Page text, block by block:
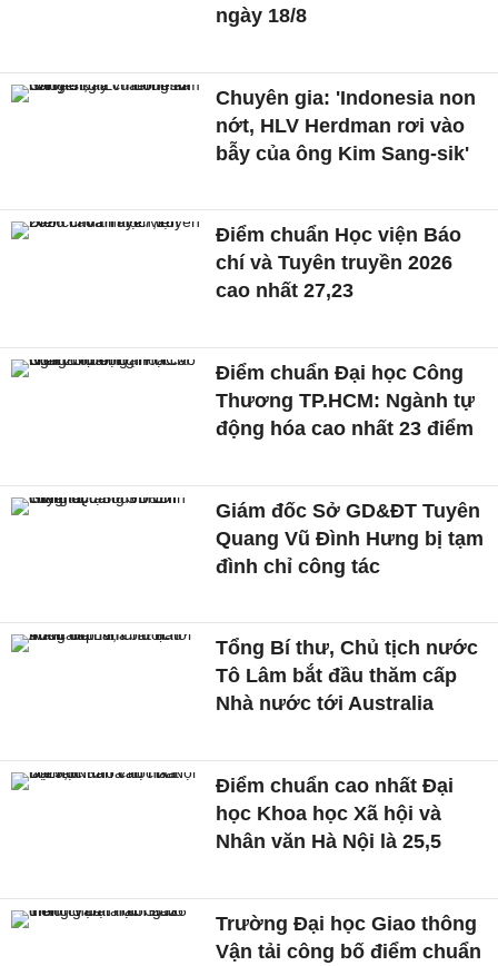
ngày 18/8
Chuyên gia: 'Indonesia non
nớt, HLV Herdman rơi vào
bẫy của ông Kim Sang-sik'
Điểm chuẩn Học viện Báo
chí và Tuyên truyền 2026
cao nhất 27,23
Điểm chuẩn Đại học Công
Thương TP.HCM: Ngành tự
động hóa cao nhất 23 điểm
Giám đốc Sở GD&ĐT Tuyên
Quang Vũ Đình Hưng bị tạm
đình chỉ công tác
Tổng Bí thư, Chủ tịch nước
Tô Lâm bắt đầu thăm cấp
Nhà nước tới Australia
Điểm chuẩn cao nhất Đại
học Khoa học Xã hội và
Nhân văn Hà Nội là 25,5
Trường Đại học Giao thông
Vận tải công bố điểm chuẩn